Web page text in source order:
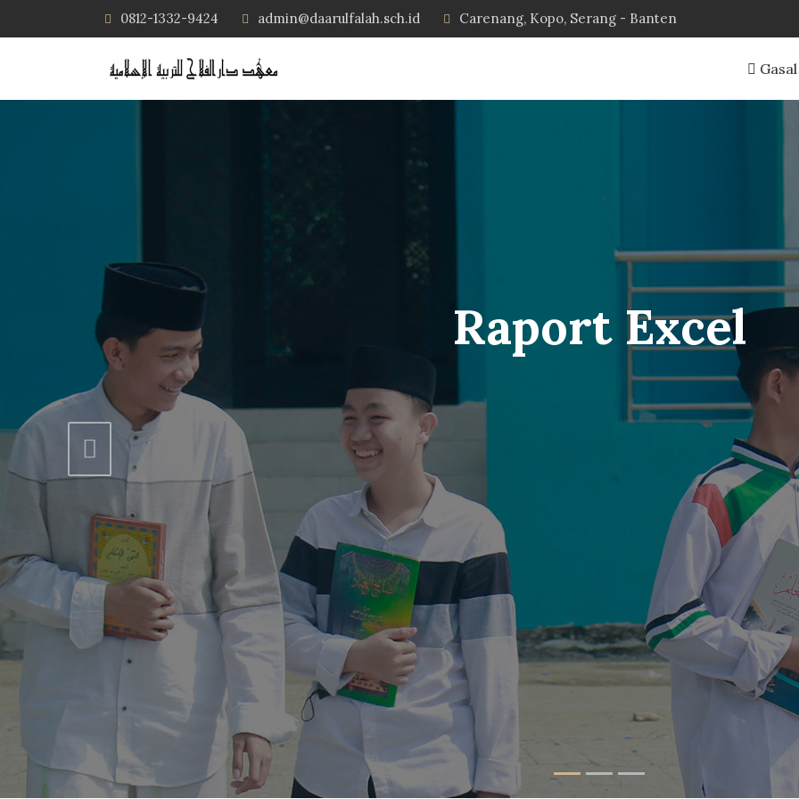
0812-1332-9424 admin@daarulfalah.sch.id Carenang, Kopo, Serang - Banten
Raport Excel
Previous